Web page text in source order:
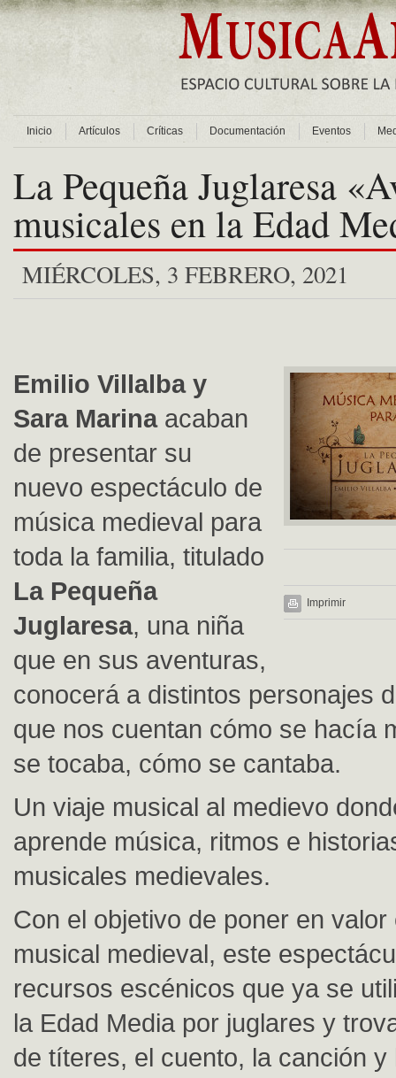
Inicio Artículos Críticas Documentación Eventos
La Pequeña Juglaresa
musicales en la Edad
MIÉRCOLES, 3 FEBRERO, 2021
Imprimir
Emilio Villalba y
Sara Marinaacaban
de presentar su
nuevo espectáculo de
música medieval para
toda la familia, titulado
La Pequeña
Juglaresa, una niña
que en sus aventuras,
conocerá a distintos personajes
que nos cuentan cómo se hacía
se tocaba, cómo se cantaba.
Un viaje musical al medievo
aprende música, ritmos e
musicales medievales.
Con el objetivo de poner en valor
musical medieval, este
recursos escénicos que ya se
la Edad Media por juglares y
de títeres, el cuento, la canción y